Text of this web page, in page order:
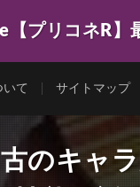
プリコネR】
いて サイトマップ
のキャ